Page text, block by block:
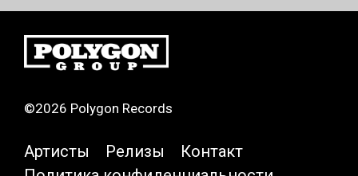
©2026 Polygon Records
Артисты Релизы
Контакт